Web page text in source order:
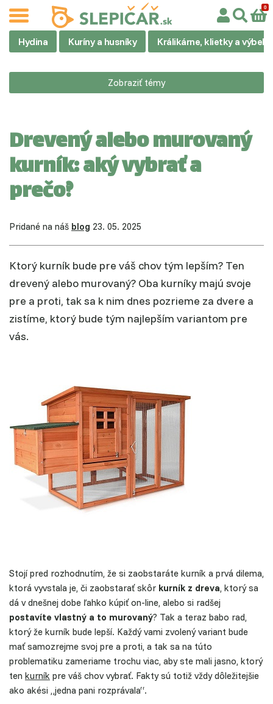
Hydina Kuríny a husníky Králikárne, klietky a výbehy
Zobraziť témy
Drevený alebo murovaný
kurník: aký vybrať a
prečo?
Pridané na náš blog 23. 05. 2025
Ktorý kurník bude pre váš chov tým lepším? Ten
drevený alebo murovaný? Oba kurníky majú svoje
pre a proti, tak sa k nim dnes pozrieme za dvere a
zistíme, ktorý bude tým najlepším variantom pre
vás.
Stojí pred rozhodnutím, že si zaobstaráte kurník a prvá dilema,
ktorá vyvstala je, či zaobstarať skôr kurník z dreva, ktorý sa
dá v dnešnej dobe ľahko kúpiť on-line, alebo si radšej
postavíte vlastný a to murovaný? Tak a teraz babo rad,
ktorý že kurník bude lepší. Každý vami zvolený variant bude
mať samozrejme svoj pre a proti, a tak sa na túto
problematiku zameriame trochu viac, aby ste mali jasno, ktorý
ten kurník pre váš chov vybrať. Fakty sú totiž vždy dôležitejšie
ako akési „jedna pani rozprávala“.